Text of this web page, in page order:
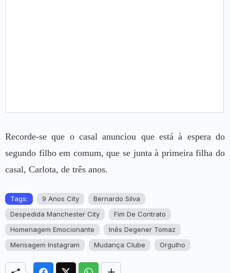
Recorde-se que o casal anunciou que está à espera do
segundo filho em comum, que se junta à primeira filha do
casal, Carlota, de três anos.
Tags: 9 Anos City
Bernardo Silva
Despedida Manchester City
Fim De Contrato
Homenagem Emocionante
Inês Degener Tomaz
Mensagem Instagram
Mudança Clube Orgulho